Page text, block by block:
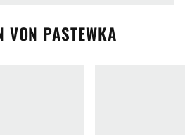
VON PASTEWKA